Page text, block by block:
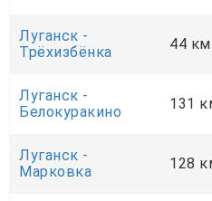
Луганск -
Трёхизбёнка
44 км
Луганск -
Белокуракино
131
Луганск -
Марковка
128